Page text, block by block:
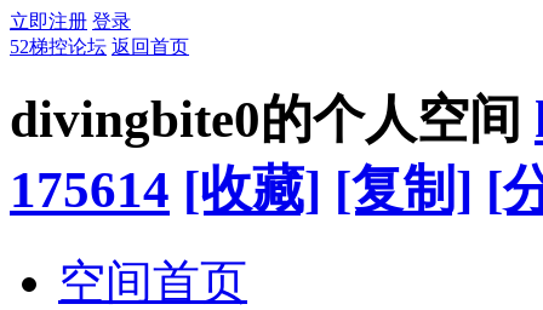
立即注册 登录
52梯控论坛 返回首页
divingbite0的个人空间
175614 [收藏] [复制] [
空间首页